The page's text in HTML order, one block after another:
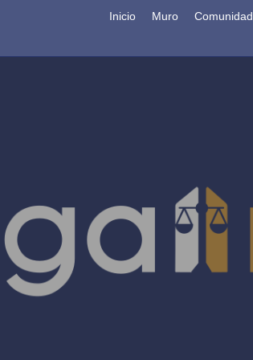
Inicio Muro Comunidad